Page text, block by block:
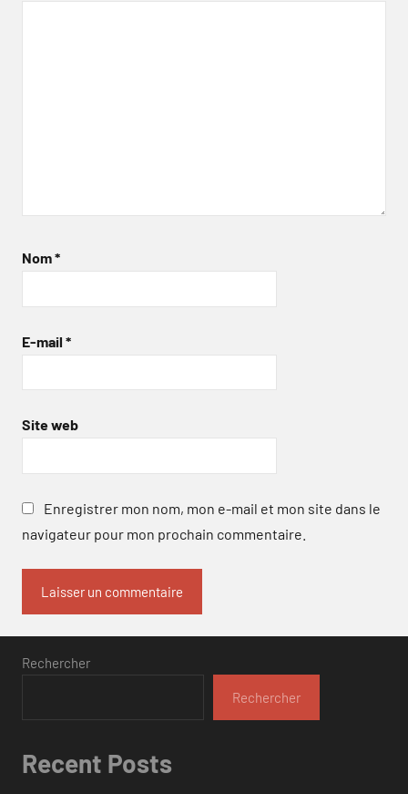
Nom*
E-mail *
Site web
Enregistrer mon nom, mon e-mail et mon site dans le
navigateur pour mon prochain commentaire.
Rechercher
Rechercher
Recent Posts